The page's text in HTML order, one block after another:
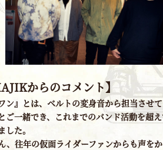
からのコメント】
ン』とは、ベルトの変身音から担当させ
ご一緒でき、これまでのバンド活動を超
た。
、往年の仮面ライダーファンからも声を